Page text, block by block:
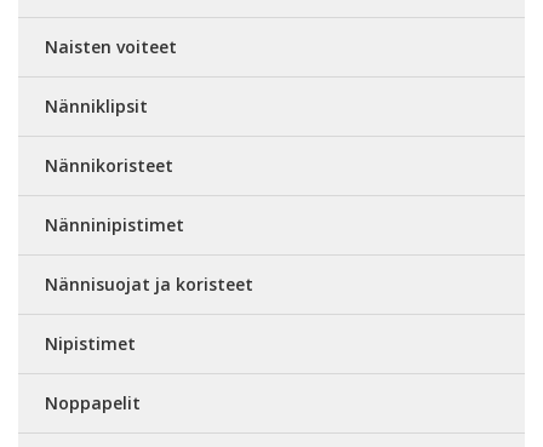
Naisten voiteet
Nänniklipsit
Nännikoristeet
Nänninipistimet
Nännisuojat ja koristeet
Nipistimet
Noppapelit